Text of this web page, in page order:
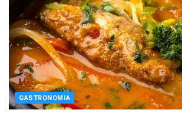
GASTRONOMIA